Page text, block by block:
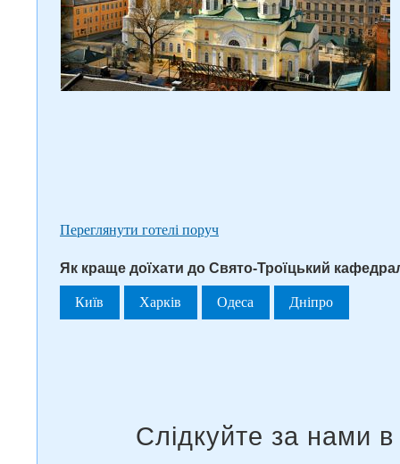
Переглянути готелі поруч
Як краще доїхати до Свято-Троїцький
Київ Харків Одеса Дніпро